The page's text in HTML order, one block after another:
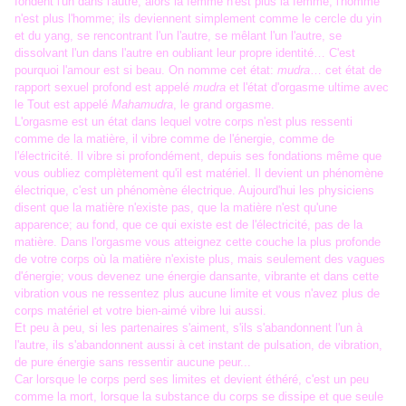
n'est plus l'homme; ils deviennent simplement comme le cercle du yin
et du yang, se rencontrant l'un l'autre, se mêlant l'un l'autre, se
dissolvant l'un dans l'autre en oubliant leur propre identité… C'est
pourquoi l'amour est si beau. On nomme cet état: mudra… cet état de
rapport sexuel profond est appelé mudra et l'état d'orgasme ultime avec
le Tout est appelé Mahamudra, le grand orgasme.
L'orgasme est un état dans lequel votre corps n'est plus ressenti
comme de la matière, il vibre comme de l'énergie, comme de
l'électricité. Il vibre si profondément, depuis ses fondations même que
vous oubliez complètement qu'il est matériel. Il devient un phénomène
électrique, c'est un phénomène électrique. Aujourd'hui les physiciens
disent que la matière n'existe pas, que la matière n'est qu'une
apparence; au fond, que ce qui existe est de l'électricité, pas de la
matière. Dans l'orgasme vous atteignez cette couche la plus profonde
de votre corps où la matière n'existe plus, mais seulement des vagues
d'énergie; vous devenez une énergie dansante, vibrante et dans cette
vibration vous ne ressentez plus aucune limite et vous n'avez plus de
corps matériel et votre bien-aimé vibre lui aussi.
Et peu à peu, si les partenaires s'aiment, s'ils s'abandonnent l'un à
l'autre, ils s'abandonnent aussi à cet instant de pulsation, de vibration,
de pure énergie sans ressentir aucune peur...
Car lorsque le corps perd ses limites et devient éthéré, c'est un peu
comme la mort, lorsque la substance du corps se dissipe et que seule